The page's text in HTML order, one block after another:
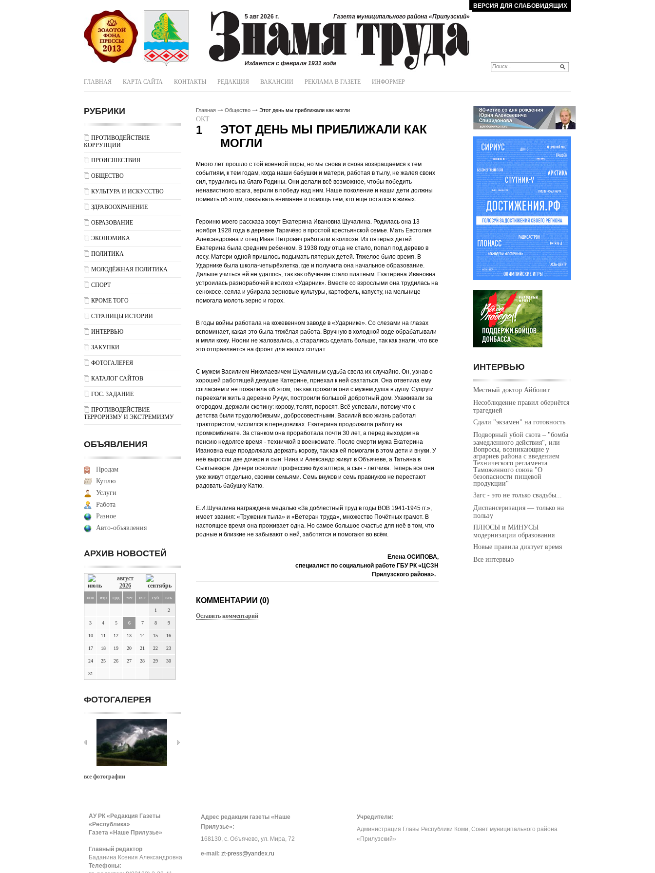
ВЕРСИЯ ДЛЯ СЛАБОВИДЯЩИХ
5 авг 2026 г.
Газета муниципального района «Прилузский»
Издается с февраля 1931 года
ГЛАВНАЯ КАРТА САЙТА КОНТАКТЫ РЕДАКЦИЯ ВАКАНСИИ РЕКЛАМА В ГАЗЕТЕ ИНФОРМЕР
РУБРИКИ
ПРОТИВОДЕЙСТВИЕ
КОРРУПЦИИ
ПРОИСШЕСТВИЯ
ОБЩЕСТВО
КУЛЬТУРА И ИСКУССТВО
ЗДРАВООХРАНЕНИЕ
ОБРАЗОВАНИЕ
ЭКОНОМИКА
ПОЛИТИКА
МОЛОДЁЖНАЯ ПОЛИТИКА
СПОРТ
КРОМЕ ТОГО
СТРАНИЦЫ ИСТОРИИ
ИНТЕРВЬЮ
ЗАКУПКИ
ФОТОГАЛЕРЕЯ
КАТАЛОГ САЙТОВ
ГОС. ЗАДАНИЕ
ПРОТИВОДЕЙСТВИЕ
ТЕРРОРИЗМУ И ЭКСТРЕМИЗМУ
ОБЪЯВЛЕНИЯ
Продам
Куплю
Услуги
Работа
Разное
Авто-объявления
АРХИВ НОВОСТЕЙ
август
2026
пон втр срд чет пят суб вск
1 2
3 4 5 6 7 8 9
10 11 12 13 14 15 16
17 18 19 20 21 22 23
24 25 26 27 28 29 30
31
ФОТОГАЛЕРЕЯ
все фотографии
Главная Общество Этот день мы приближали как могли
ОКТ
1
ЭТОТ ДЕНЬ МЫ ПРИБЛИЖАЛИ КАК
МОГЛИ
Много лет прошло с той военной поры, но мы снова и снова возвращаемся к тем
событиям, к тем годам, когда наши бабушки и матери, работая в тылу, не жалея своих
сил, трудились на благо Родины. Они делали всё возможное, чтобы победить
ненавистного врага, верили в победу над ним. Наше поколение и наши дети должны
помнить об этом, оказывать внимание и помощь тем, кто еще остался в живых.
Героиню моего рассказа зовут Екатерина Ивановна Шучалина. Родилась она 13
ноября 1928 года в деревне Тарачёво в простой крестьянской семье. Мать Евстолия
Александровна и отец Иван Петрович работали в колхозе. Из пятерых детей
Екатерина была средним ребенком. В 1938 году отца не стало, попал под дерево в
лесу. Матери одной пришлось подымать пятерых детей. Тяжелое было время. В
Ударнике была школа-четырёхлетка, где и получила она начальное образование.
Дальше учиться ей не удалось, так как обучение стало платным. Екатерина Ивановна
устроилась разнорабочей в колхоз «Ударник». Вместе со взрослыми она трудилась на
сенокосе, сеяла и убирала зерновые культуры, картофель, капусту, на мельнице
помогала молоть зерно и горох.
В годы войны работала на кожевенном заводе в «Ударнике». Со слезами на глазах
вспоминает, какая это была тяжёлая работа. Вручную в холодной воде обрабатывали
и мяли кожу. Ноони не жаловались, а старались сделать больше, так как знали, что все
это отправляется на фронт для наших солдат.
С мужем Василием Николаевичем Шучалиным судьба свела их случайно. Он, узнав о
хорошей работящей девушке Катерине, приехал к ней свататься. Она ответила ему
согласием и не пожалела об этом, так как прожили они с мужем душа в душу. Супруги
переехали жить в деревню Ручук, построили большой добротный дом. Ухаживали за
огородом, держали скотину: корову, телят, поросят. Всё успевали, потому что с
детства были трудолюбивыми, добросовестными. Василий всю жизнь работал
трактористом, числился в передовиках. Екатерина продолжила работу на
промкомбинате. За станком она проработала почти 30 лет, а перед выходом на
пенсию недолгое время - техничкой в военкомате. После смерти мужа Екатерина
Ивановна еще продолжала держать корову, так как ей помогали в этом дети и внуки. У
неё выросли две дочери и сын: Нина и Александр живут в Объячеве, а Татьяна в
Сыктывкаре. Дочери освоили профессию бухгалтера, а сын - лётчика. Теперь все они
уже живут отдельно, своими семьями. Семь внуков и семь правнуков не перестают
радовать бабушку Катю.
Е.И.Шучалина награждена медалью «За доблестный труд в годы ВОВ 1941-1945 гг.»,
имеет звания: «Труженик тыла» и «Ветеран труда», множество Почётных грамот. В
настоящее время она проживает одна. Но самое большое счастье для неё в том, что
родные и близкие не забывают о ней, заботятся и помогают во всём.
Елена ОСИПОВА,
специалист по социальной работе ГБУ РК «ЦСЗН
Прилузского района».
КОММЕНТАРИИ (0)
Оставить комментарий
ИНТЕРВЬЮ
Местный доктор Айболит
Несоблюдение правил обернётся
трагедией
Сдали "экзамен" на готовность
Подворный убой скота – "бомба
замедленного действия", или
Вопросы, возникающие у
аграриев района с введением
Технического регламента
Таможенного союза "О
безопасности пищевой
продукции"
Загс - это не только свадьбы...
Диспансеризация — только на
пользу
ПЛЮСЫ и МИНУСЫ
модернизации образования
Новые правила диктует время
Все интервью
АУ РК «Редакция Газеты
«Республика»
Газета «Наше Прилузье»
Главный редактор
Баданина Ксения Александровна
Телефоны:
Адрес редакции газеты «Наше
Прилузье»:
168130, с. Объячево, ул. Мира, 72
е-mail: zt-press@yandex.ru
Учредители:
Администрация Главы Республики Коми, Совет муниципального района
«Прилузский»